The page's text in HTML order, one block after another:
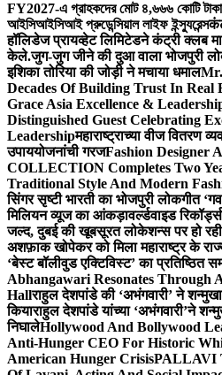
FY2027-এ গ্রাহকদের মোট ৪,৬৬৬ কোটি
আইসিআইসিআই প্রুডেন্সিয়াল লাইফ ইন্স্যুরেন্স
हॉलिडेज प्रायव्हेट लिमिटेडने कंट्री क्लब
केले.जुग-जुग जीने की दुआ वाला भोजपुरी
इशिका तोरिया की जोड़ी ने मचाया धमाल
Decades Of Building Trust In Real
Grace Asia Excellence &
Distinguished Guest Celebrating
Leadershipमहाराष्ट्राच्या वीज वितरण
उपाययोजनांची गरजFashion Designer
COLLECTION Completes Two
Traditional Style And Modern
सिंगर सृष्टी भारती का भोजपुरी लोकगीत
मिलियन व्यूज का आंकड़ावर्ल्डवाइड
जल्द, दुबई की खूबसूरत लोकेशन्स पर हो
अशफ़ाक खोपेकर को मिला महाराष्ट्र के
‘बेस्ट बॉलीवुड एक्टिविस्ट’ का प्रतिष्ठित
Abhangawari Resonates Through
Hallराहुल देशपांडे की ‘अभंगवारी’ ने
कियाराहुल देशपांडे यांच्या ‘अभंगवारी’ने
निघालेHollywood And Bollywood
Anti-Hunger CEO For Historic
American Hunger CrisisPALLAVI